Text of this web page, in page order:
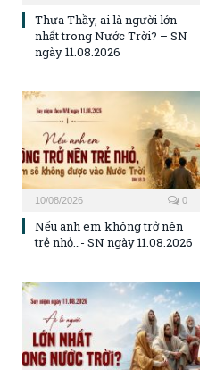
Thưa Thầy, ai là người lớn
nhất trong Nước Trời? – SN
ngày 11.08.2026
10/08/2026 0
Nếu anh em không trở nên
trẻ nhỏ…- SN ngày 11.08.2026